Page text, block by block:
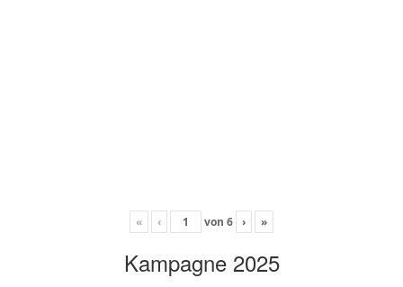
« ‹ von 6 › »
Kampagne 2025